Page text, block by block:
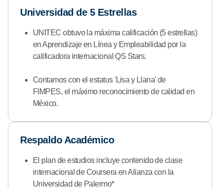
Universidad de 5 Estrellas
UNITEC obtuvo la máxima calificación (5 estrellas)
en Aprendizaje en Línea y Empleabilidad por la
calificadora internacional QS Stars.
Contamos con el estatus 'Lisa y Llana' de
FIMPES, el máximo reconocimiento de calidad en
México.
Respaldo Académico
El plan de estudios incluye contenido de clase
internacional de Coursera en Alianza con la
Universidad de Palermo*